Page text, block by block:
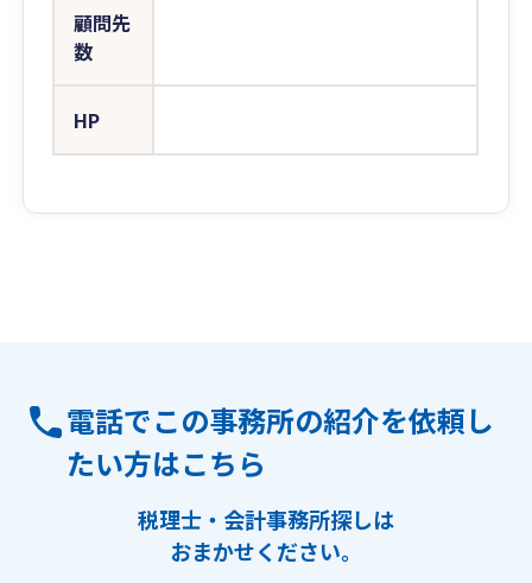
顧問先
数
HP
電話でこの事務所の紹介を依頼し
たい方はこちら
税理士・会計事務所探しは
おまかせください。